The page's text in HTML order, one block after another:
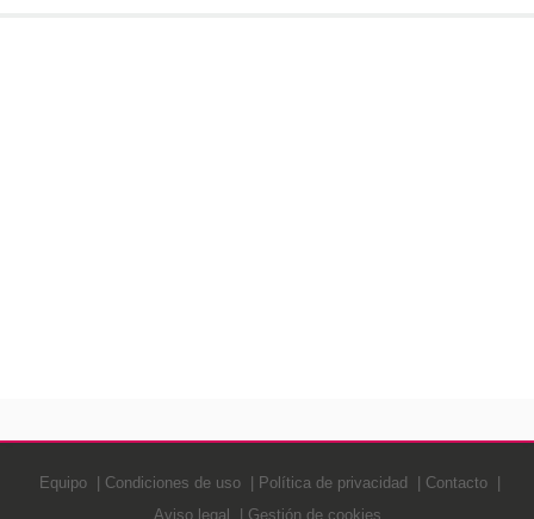
Equipo Condiciones de uso Política de privacidad
Contacto
Aviso legal
Gestión de cookies